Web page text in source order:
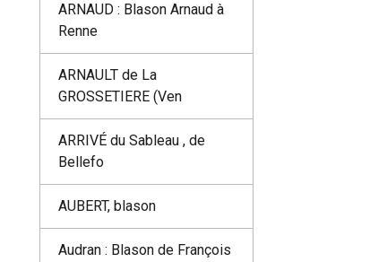
ARNAUD : Blason Arnaud à
Renne
ARNAULT de La
GROSSETIERE (Ven
ARRIVÉ du Sableau , de
Bellefo
AUBERT, blason
Audran : Blason de François